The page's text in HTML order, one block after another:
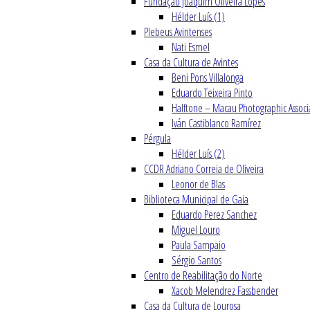
Hélder Luís (1)
Plebeus Avintenses
Nati Esmel
Casa da Cultura de Avintes
Beni Pons Villalonga
Eduardo Teixeira Pinto
Halftone – Macau Photographic
Iván Castiblanco Ramírez
Pérgula
Hélder Luís (2)
CCDR Adriano Correia de Oliveira
Leonor de Blas
Biblioteca Municipal de Gaia
Eduardo Perez Sanchez
Miguel Louro
Paula Sampaio
Sérgio Santos
Centro de Reabilitação do Norte
Xacob Melendrez Fassbender
Casa da Cultura de Lourosa